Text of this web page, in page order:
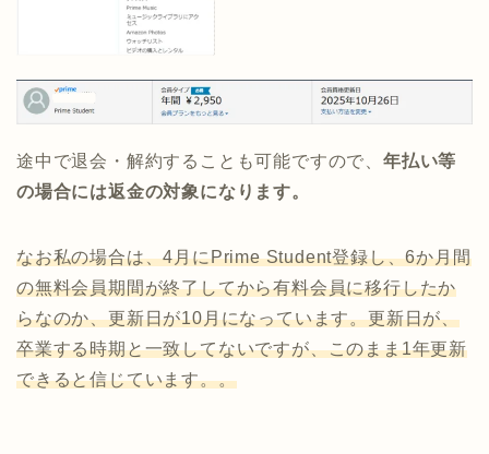
途中で退会・解約することも可能ですので、 年払い等
の場合には返金の対象になります。
なお私の場合は、4月にPrime Student登録し、6か月間
の無料会員期間が終了してから有料会員に移行したか
らなのか、更新日が10月になっています。更新日が、
卒業する時期と一致してないですが、このまま1年更新
できると信じています。。